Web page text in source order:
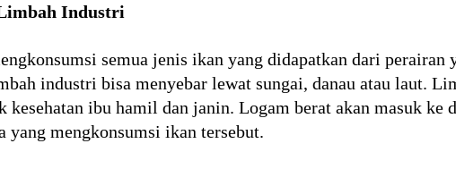
Industri
semua jenis ikan yang didapatkan dari perairan
industri bisa menyebar lewat sungai, danau atau laut.
kesehatan ibu hamil dan janin. Logam berat akan masuk ke
yang mengkonsumsi ikan tersebut.